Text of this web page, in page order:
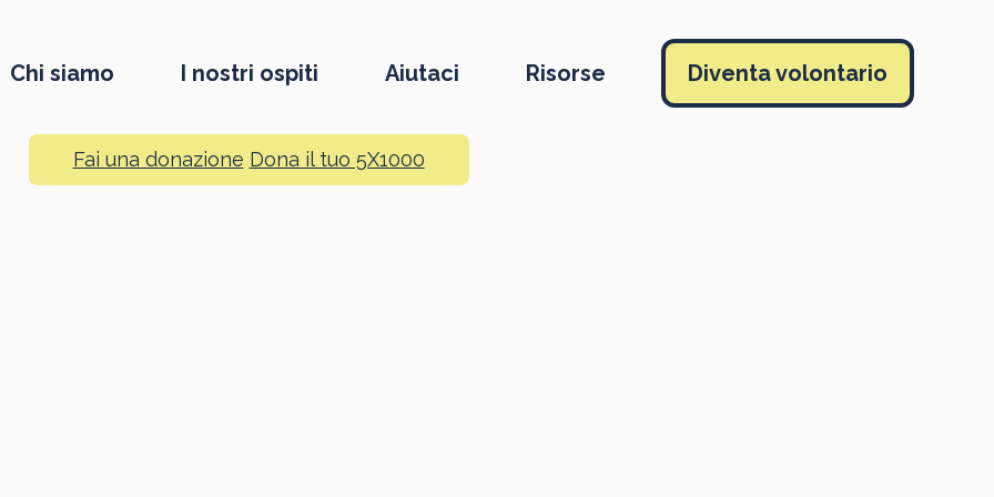
Chi siamo I nostri ospiti Aiutaci Risorse Diventa volontario
Fai una donazione Dona il tuo 5X1000